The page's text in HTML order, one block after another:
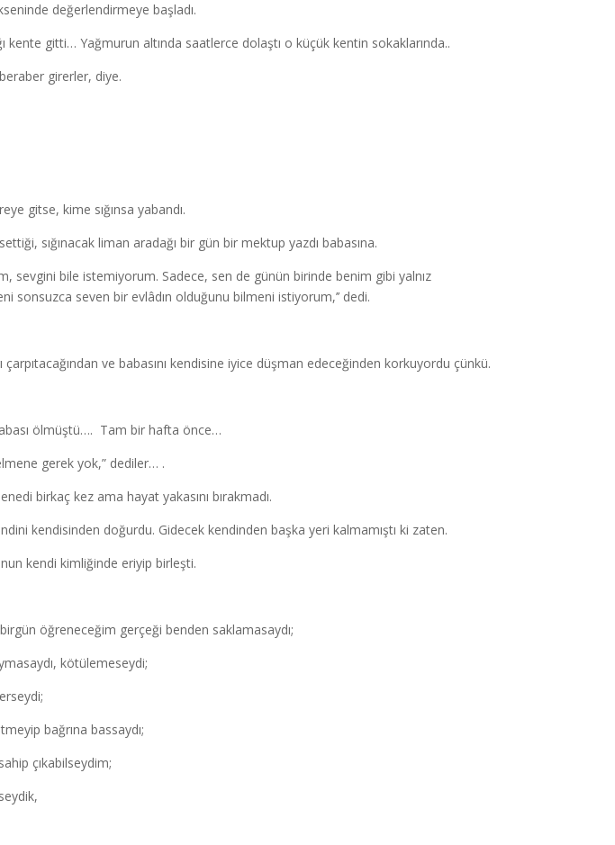
değerlendirmeye başladı.
kente gitti… Yağmurun altında saatlerce dolaştı o küçük kentin sokaklarında..
girerler, diye.
gitse, kime sığınsa yabandı.
sığınacak liman aradağı bir gün bir mektup yazdı babasına.
sevgini bile istemiyorum. Sadece, sen de günün birinde benim gibi yalnız
sonsuzca seven bir evlâdın olduğunu bilmeni istiyorum,’’ dedi.
çarpıtacağından ve babasını kendisine iyice düşman edeceğinden korkuyordu çünkü.
ölmüştü…. Tam bir hafta önce…
gerek yok,” dediler… .
birkaç kez ama hayat yakasını bırakmadı.
kendisinden doğurdu. Gidecek kendinden başka yeri kalmamıştı ki zaten.
kendi kimliğinde eriyip birleşti.
öğreneceğim gerçeği benden saklamasaydı;
kötülemeseydi;
bağrına bassaydı;
çıkabilseydim;